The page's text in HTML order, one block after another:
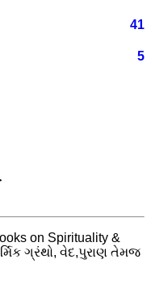
41
5
on Spirituality &
ગ્રંથો, વેદ,પુરાણ તેમજ